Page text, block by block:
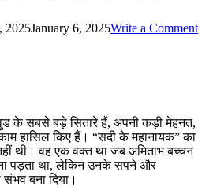
2025January 6, 2025Write a Commenton
के सबसे बड़े सितारे हैं, अपनी कड़ी मेहनत,
हासिल किए हैं। “सदी के महानायक” का
थी। वह एक वक्त था जब अमिताभ बच्चन
पड़ता था, लेकिन उनके सपने और
बना दिया।